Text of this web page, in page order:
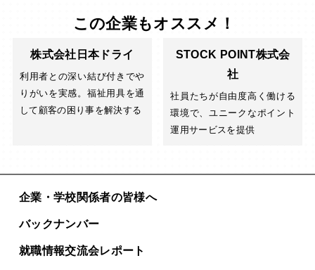
この企業もオススメ！
株式会社日本ドライ
利用者との深い結び付きでや
りがいを実感。福祉用具を通
して顧客の困り事を解決する
STOCK POINT株式会
社
社員たちが自由度高く働ける
環境で、ユニークなポイント
運用サービスを提供
企業・学校関係者の皆様へ
バックナンバー
就職情報交流会レポート